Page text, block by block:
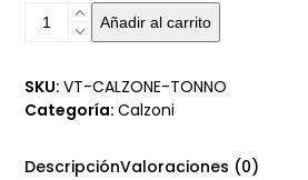
Calzone
Añadir al carrito
SKU:VT-CALZONE-TONNO
Categoría:Calzoni
DescripciónValoraciones (0)